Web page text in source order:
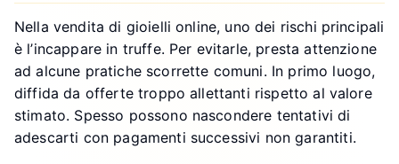
Nella vendita di gioielli online, uno dei rischi principali
è l’incappare in truffe. Per evitarle, presta attenzione
ad alcune pratiche scorrette comuni. In primo luogo,
diffida da offerte troppo allettanti rispetto al valore
stimato. Spesso possono nascondere tentativi di
adescarti con pagamenti successivi non garantiti.